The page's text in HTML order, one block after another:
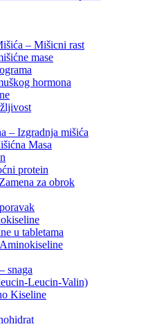
– Mišicni rast
mase
hormona
– Izgradnja mišića
Masa
protein
za obrok
u tabletama
snaga
Leucin-Valin)
Kiseline